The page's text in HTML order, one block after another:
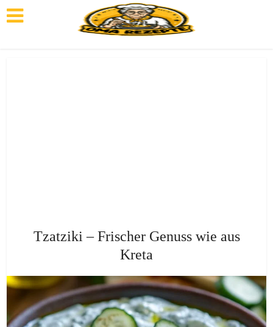
Tzatziki – Frischer Genuss wie aus
Kreta